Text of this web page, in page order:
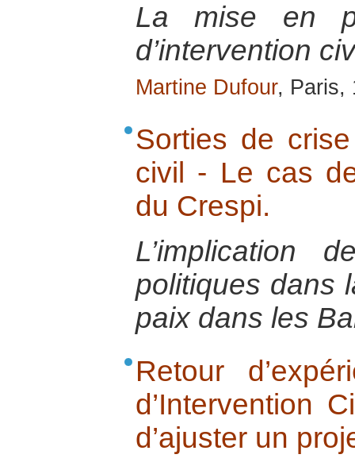
La mise en
d’intervention
Martine Dufour, Paris,
Sorties de
civil - Le cas
du Crespi.
L’implication
politiques dans
paix dans les
Retour
d’Intervention
d’ajuster un